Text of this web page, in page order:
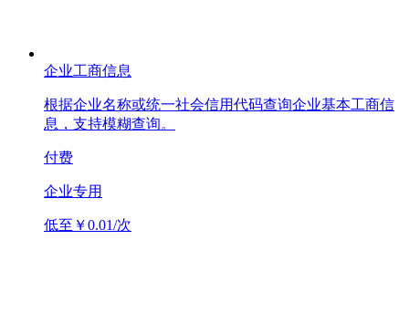
企业工商信息
根据企业名称或统一社会信用代码查询企业基本工商信
息，支持模糊查询。
付费
企业专用
低至￥0.01/次